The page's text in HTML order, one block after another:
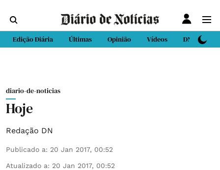
Edição Diária Últimas Opinião Vídeos DN Sport
diario-de-noticias
Hoje
Redação DN
Publicado a: 20 Jan 2017, 00:52
Atualizado a: 20 Jan 2017, 00:52